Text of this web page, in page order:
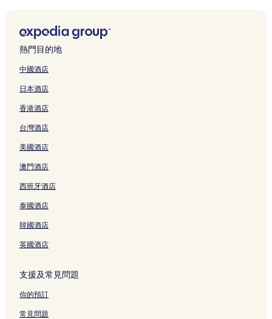
熱門目的地
中國酒店
日本酒店
香港酒店
台灣酒店
美國酒店
澳門酒店
西班牙酒店
泰國酒店
韓國酒店
英國酒店
支援及常見問題
你的預訂
常見問題